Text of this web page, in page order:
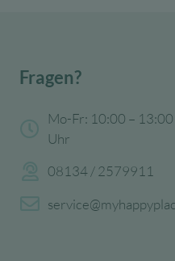
Fragen?
Mo-Fr: 10:00 – 13:00
Uhr
08134 / 2579911